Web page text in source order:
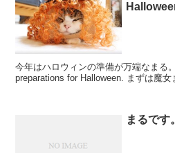
今年はハロウィンの準備が万端なまる
preparations for
まるです。